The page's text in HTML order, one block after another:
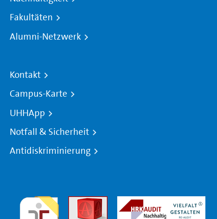
Fakultäten
Alumni-Netzwerk
Kontakt
Campus-Karte
UHHApp
Notfall & Sicherheit
Antidiskriminierung